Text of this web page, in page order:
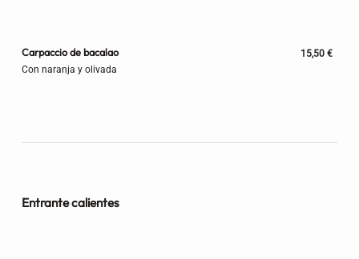
Carpaccio de bacalao
Con naranja y olivada
15,50 €
Entrante calientes